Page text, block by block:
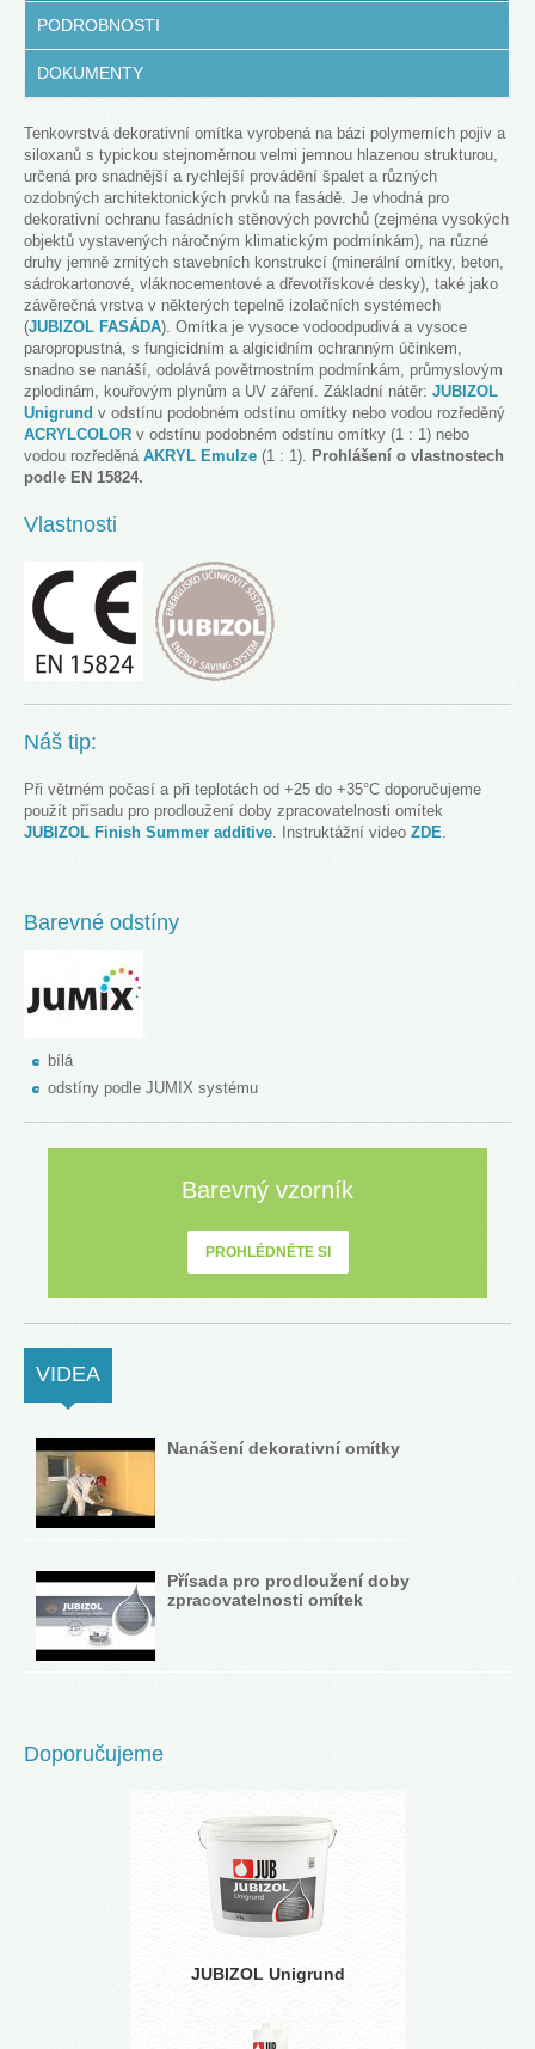
PODROBNOSTI
DOKUMENTY
Tenkovrstvá dekorativní omítka vyrobená na bázi polymerních pojiv a
siloxanů s typickou stejnoměrnou velmi jemnou hlazenou strukturou,
určená pro snadnější a rychlejší provádění špalet a různých
ozdobných architektonických prvků na fasádě. Je vhodná pro
dekorativní ochranu fasádních stěnových povrchů (zejména vysokých
objektů vystavených náročným klimatickým podmínkám), na různé
druhy jemně zrnitých stavebních konstrukcí (minerální omítky, beton,
sádrokartonové, vláknocementové a dřevotřískové desky), také jako
závěrečná vrstva v některých tepelně izolačních systémech
(JUBIZOL FASÁDA). Omítka je vysoce vodoodpudivá a vysoce
paropropustná, s fungicidním a algicidním ochranným účinkem,
snadno se nanáší, odolává povětrnostním podmínkám, průmyslovým
zplodinám, kouřovým plynům a UV záření. Základní nátěr: JUBIZOL
Unigrund v odstínu podobném odstínu omítky nebo vodou rozředěný
ACRYLCOLOR v odstínu podobném odstínu omítky (1 : 1) nebo
vodou rozředěná AKRYL Emulze (1 : 1). Prohlášení o vlastnostech
podle EN 15824.
Vlastnosti
Náš tip:
Při větrném počasí a při teplotách od +25 do +35°C doporučujeme
použít přísadu pro prodloužení doby zpracovatelnosti omítek
JUBIZOL Finish Summer additive . Instruktážní video ZDE
Barevné odstíny
bílá
odstíny podle JUMIX systému
Barevný vzorník
PROHLÉDNĚTE SI
VIDEA
Nanášení dekorativní omítky
Přísada pro prodloužení doby
zpracovatelnosti omítek
Doporučujeme
JUBIZOL Unigrund